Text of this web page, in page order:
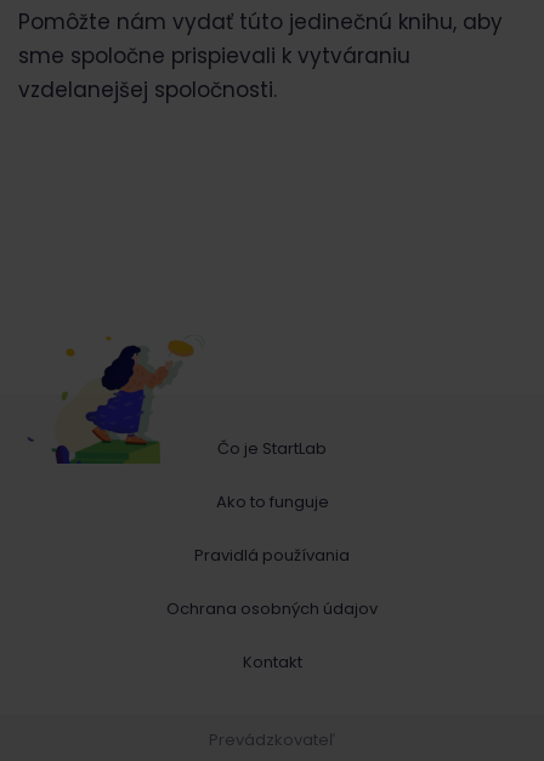
Pomôžte nám vydať túto jedinečnú knihu, aby
sme spoločne prispievali k vytváraniu
vzdelanejšej spoločnosti.
Čo je StartLab
Ako to funguje
Pravidlá používania
Ochrana osobných údajov
Kontakt
Prevádzkovateľ